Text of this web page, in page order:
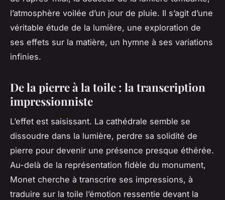
l’atmosphère voilée d’un jour de pluie. Il s’agit d’une
véritable étude de la lumière, une exploration de
ses effets sur la matière, un hymne à ses variations
infinies.
De la pierre à la toile : la transcription
impressionniste
L’effet est saisissant. La cathédrale semble se
dissoudre dans la lumière, perdre sa solidité de
pierre pour devenir une présence presque éthérée.
Au-delà de la représentation fidèle du monument,
Monet cherche à transcrire ses impressions, à
traduire sur la toile l’émotion ressentie devant la